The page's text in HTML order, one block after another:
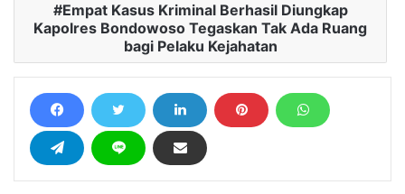
Empat Kasus Kriminal Berhasil Diungkap
Kapolres Bondowoso Tegaskan Tak Ada Ruang
bagi Pelaku Kejahatan